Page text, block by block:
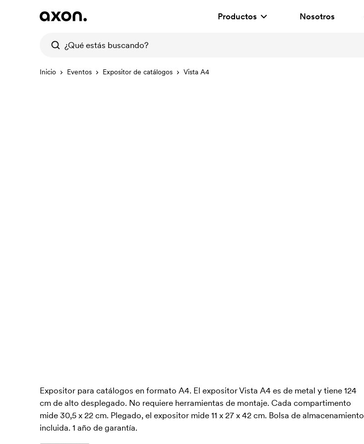
Productos Nosotros
Inicio Eventos Expositor de catálogos Vista A4
Expositor para catálogos en formato A4. El expositor Vista A4 es de metal y tiene 124
cm de alto desplegado. No requiere herramientas de montaje. Cada compartimento
mide 30,5 x 22 cm. Plegado, el expositor mide 11 x 27 x 42 cm. Bolsa de almacenamiento
incluida. 1 año de garantía.